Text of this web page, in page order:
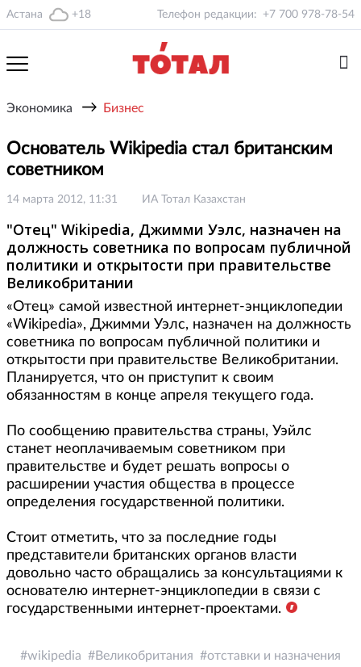
Астана +18 Телефон редакции: +7 700 978-78-54
Экономика → Бизнес
Основатель Wikipedia стал британским
советником
14 марта 2012, 11:31 ИА Тотал Казахстан
"Отец" Wikipedia, Джимми Уэлс, назначен на
должность советника по вопросам публичной
политики и открытости при правительстве
Великобритании
«Отец» самой известной интернет-энциклопедии
«Wikipedia», Джимми Уэлс, назначен на должность
советника по вопросам публичной политики и
открытости при правительстве Великобритании.
Планируется, что он приступит к своим
обязанностям в конце апреля текущего года.
По сообщению правительства страны, Уэйлс
станет неоплачиваемым советником при
правительстве и будет решать вопросы о
расширении участия общества в процессе
определения государственной политики.
Стоит отметить, что за последние годы
представители британских органов власти
довольно часто обращались за консультациями к
основателю интернет-энциклопедии в связи с
государственными интернет-проектами.
wikipedia Великобритания отставки и назначения